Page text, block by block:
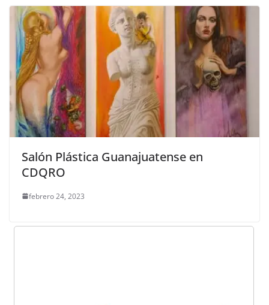
Salón Plástica Guanajuatense en
CDQRO
febrero 24, 2023